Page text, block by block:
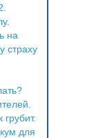
на
страху
грубит.
для